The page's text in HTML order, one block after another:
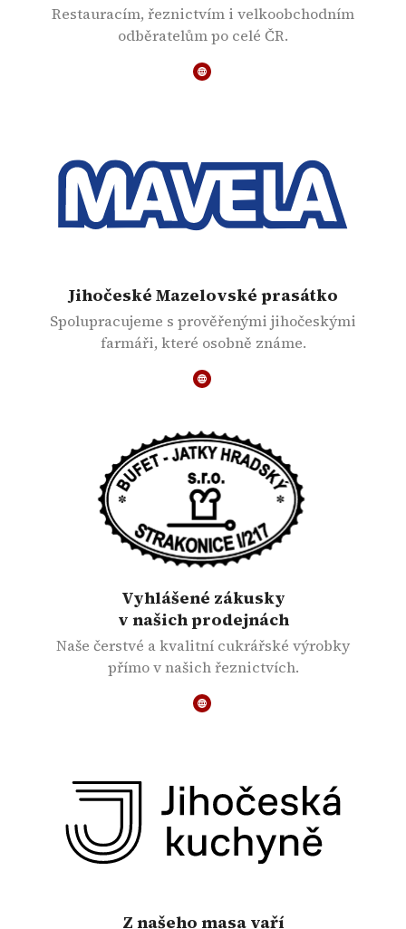
Restauracím, řeznictvím i velkoobchodním
odběratelům po celé ČR.
Jihočeské Mazelovské prasátko
Spolupracujeme s prověřenými jihočeskými
farmáři, které osobně známe.
Vyhlášené zákusky
v našich prodejnách
Naše čerstvé a kvalitní cukrářské výrobky
přímo v našich řeznictvích.
Z našeho masa vaří